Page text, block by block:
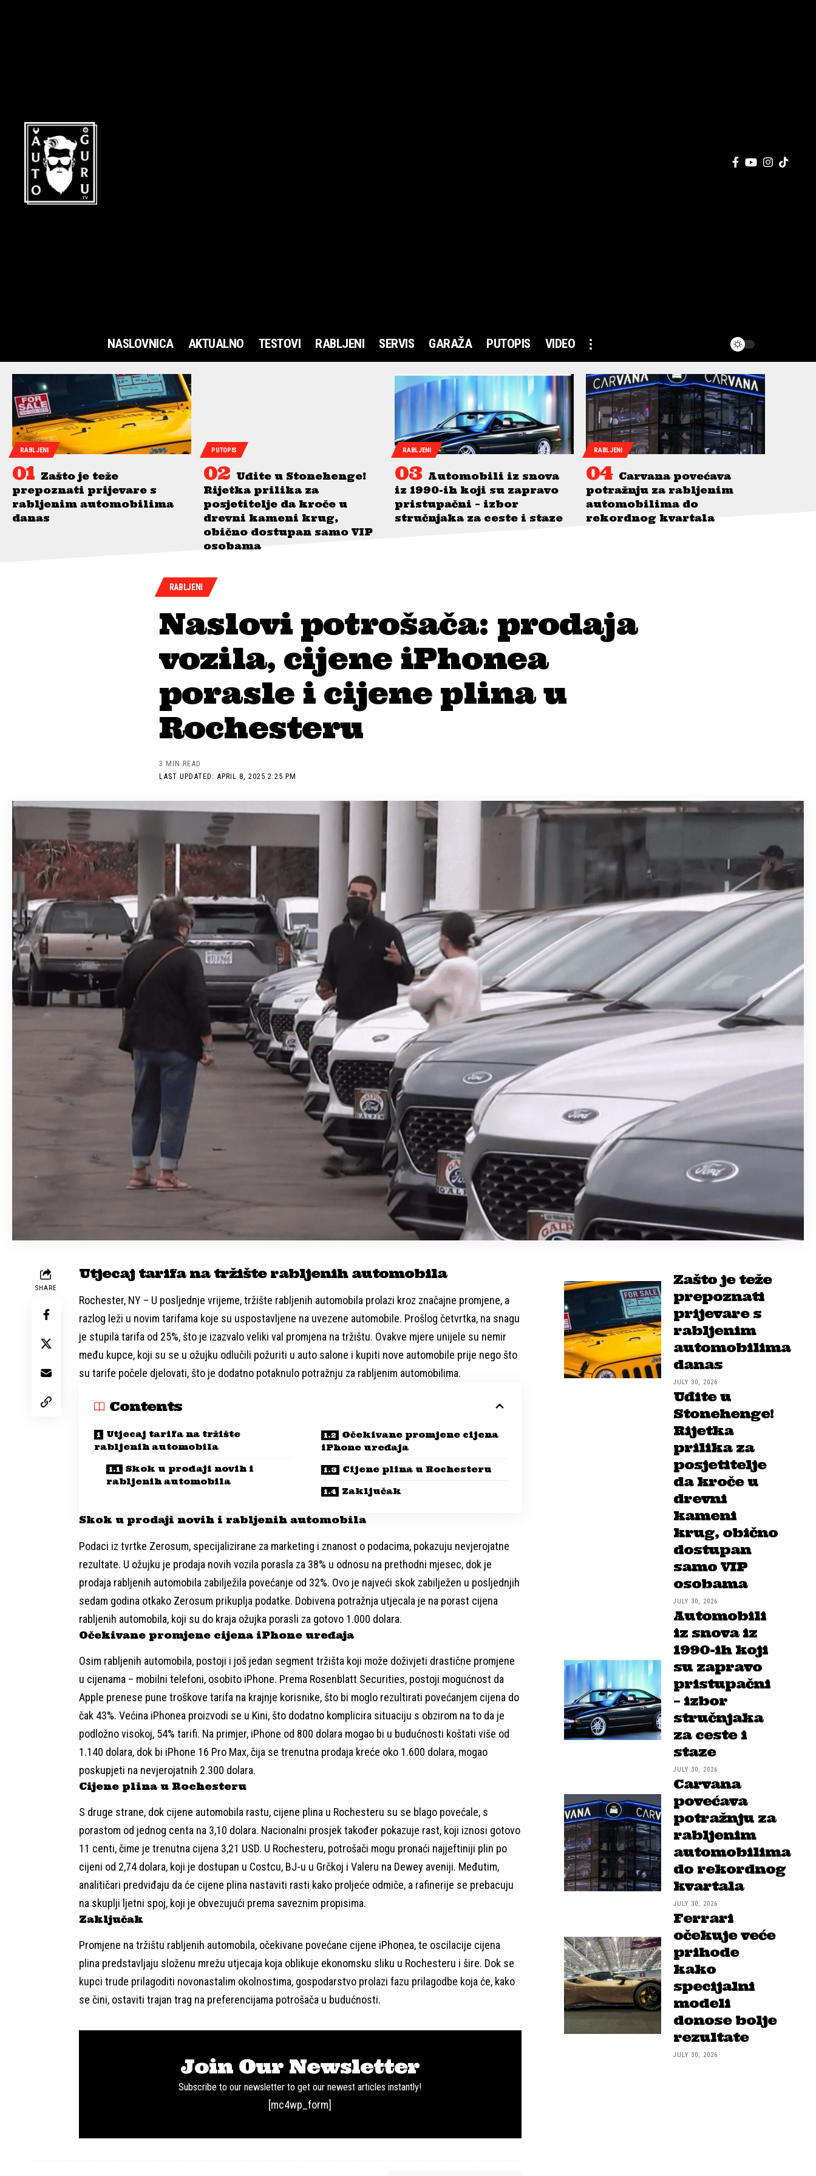
NASLOVNICA AKTUALNO TESTOVI RABLJENI SERVIS GARAŽA PUTOPIS VIDEO
RABLJENI
Zašto je teže
prepoznati prijevare s
rabljenim automobilima
danas
PUTOPIS
Uđite u Stonehenge!
Rijetka prilika za
posjetitelje da kroče u
drevni kameni krug,
obično dostupan samo VIP
osobama
RABLJENI
Automobili iz snova
iz 1990-ih koji su zapravo
pristupačni – izbor
stručnjaka za ceste i staze
RABLJENI
Carvana povećava
potražnju za rabljenim
automobilima do
rekordnog kvartala
RABLJENI
Naslovi potrošača: prodaja
vozila, cijene iPhonea
porasle i cijene plina u
Rochesteru
LAST UPDATED: APRIL 8, 2025 2:25 PM
3 MIN READ
SHARE
Utjecaj tarifa na tržište rabljenih automobila
Rochester, NY – U posljednje vrijeme, tržište rabljenih automobila prolazi kroz značajne promjene, a
razlog leži u novim tarifama koje su uspostavljene na uvezene automobile. Prošlog četvrtka, na snagu
je stupila tarifa od 25%, što je izazvalo veliki val promjena na tržištu. Ovakve mjere unijele su nemir
među kupce, koji su se u ožujku odlučili požuriti u auto salone i kupiti nove automobile prije nego što
su tarife počele djelovati, što je dodatno potaknulo potražnju za rabljenim automobilima.
Contents
Utjecaj tarifa na tržište
rabljenih automobila
Skok u prodaji novih i
rabljenih automobila
Očekivane promjene cijena
iPhone uređaja
Cijene plina u Rochesteru
Zaključak
Skok u prodaji novih i rabljenih automobila
Podaci iz tvrtke Zerosum, specijalizirane za marketing i znanost o podacima, pokazuju nevjerojatne
rezultate. U ožujku je prodaja novih vozila porasla za 38% u odnosu na prethodni mjesec, dok je
prodaja rabljenih automobila zabilježila povećanje od 32%. Ovo je najveći skok zabilježen u posljednjih
sedam godina otkako Zerosum prikuplja podatke. Dobivena potražnja utjecala je na porast cijena
rabljenih automobila, koji su do kraja ožujka porasli za gotovo 1.000 dolara.
Očekivane promjene cijena iPhone uređaja
Osim rabljenih automobila, postoji i još jedan segment tržišta koji može doživjeti drastične promjene
u cijenama – mobilni telefoni, osobito iPhone. Prema Rosenblatt Securities, postoji mogućnost da
Apple prenese pune troškove tarifa na krajnje korisnike, što bi moglo rezultirati povećanjem cijena do
čak 43%. Većina iPhonea proizvodi se u Kini, što dodatno komplicira situaciju s obzirom na to da je
podložno visokoj, 54% tarifi. Na primjer, iPhone od 800 dolara mogao bi u budućnosti koštati više od
1.140 dolara, dok bi iPhone 16 Pro Max, čija se trenutna prodaja kreće oko 1.600 dolara, mogao
poskupjeti na nevjerojatnih 2.300 dolara.
Cijene plina u Rochesteru
S druge strane, dok cijene automobila rastu, cijene plina u Rochesteru su se blago povećale, s
porastom od jednog centa na 3,10 dolara. Nacionalni prosjek također pokazuje rast, koji iznosi gotovo
11 centi, čime je trenutna cijena 3,21 USD. U Rochesteru, potrošači mogu pronaći najjeftiniji plin po
cijeni od 2,74 dolara, koji je dostupan u Costcu, BJ-u u Grčkoj i Valeru na Dewey aveniji. Međutim,
analitičari predviđaju da će cijene plina nastaviti rasti kako proljeće odmiče, a rafinerije se prebacuju
na skuplji ljetni spoj, koji je obvezujući prema saveznim propisima.
Zaključak
Promjene na tržištu rabljenih automobila, očekivane povećane cijene iPhonea, te oscilacije cijena
plina predstavljaju složenu mrežu utjecaja koja oblikuje ekonomsku sliku u Rochesteru i šire. Dok se
kupci trude prilagoditi novonastalim okolnostima, gospodarstvo prolazi fazu prilagodbe koja će, kako
se čini, ostaviti trajan trag na preferencijama potrošača u budućnosti.
Join Our Newsletter
Subscribe to our newsletter to get our newest articles instantly!
[mc4wp_form]
Zašto je teže
prepoznati
prijevare s
rabljenim
automobilima
danas
JULY 30, 2026
Uđite u
Stonehenge!
Rijetka
prilika za
posjetitelje
da kroče u
drevni
kameni
krug, obično
dostupan
samo VIP
osobama
JULY 30, 2026
Automobili
iz snova iz
1990-ih koji
su zapravo
pristupačni
– izbor
stručnjaka
za ceste i
staze
JULY 30, 2026
Carvana
povećava
potražnju za
rabljenim
automobilima
do rekordnog
kvartala
JULY 30, 2026
Ferrari
očekuje veće
prihode
kako
specijalni
modeli
donose bolje
rezultate
JULY 30, 2026